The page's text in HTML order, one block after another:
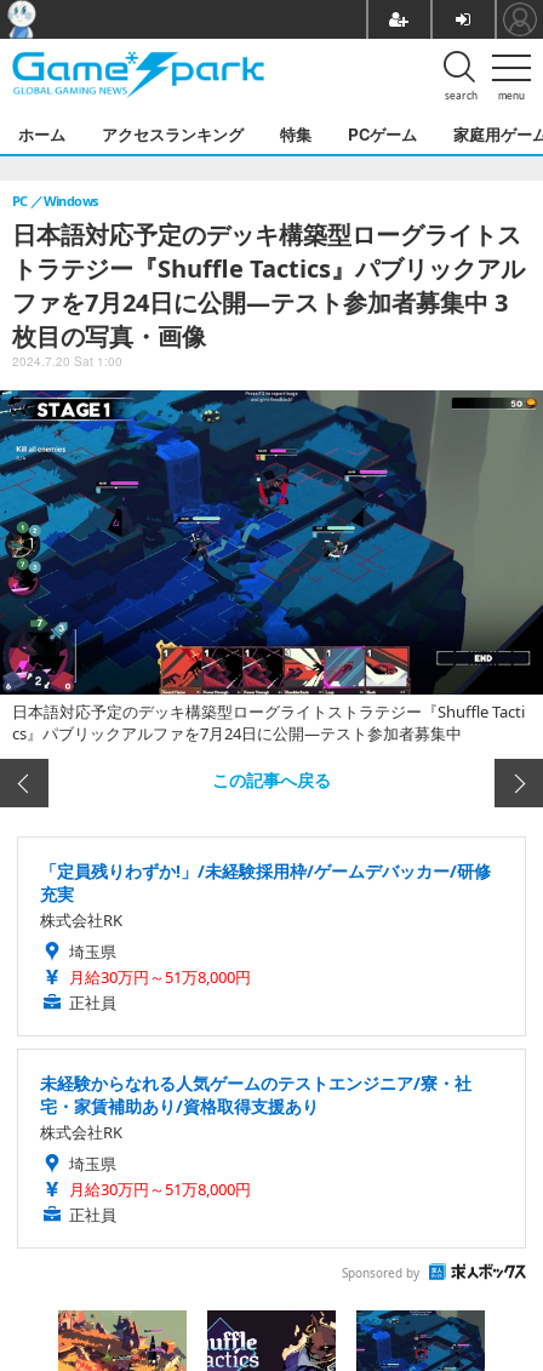
menu
search
ホーム アクセスランキング 特集 PCゲーム 家庭用ゲー
日本語対応予定のデッキ構築型ローグライトス
トラテジー『Shuffle Tactics』パブリックアル
ファを7月24日に公開―テスト参加者募集中 3
枚目の写真・画像
PC Windows
2024.7.20 Sat 1:00
日本語対応予定のデッキ構築型ローグライトストラテジー『Shuffle Tacti
cs』パブリックアルファを7月24日に公開―テスト参加者募集中
この記事へ戻る
「定員残りわずか!」/未経験採用枠/ゲームデバッカー/研修
充実
株式会社RK
埼玉県
月給30万円～51万8,000円
正社員
未経験からなれる人気ゲームのテストエンジニア/寮・社
宅・家賃補助あり/資格取得支援あり
株式会社RK
埼玉県
月給30万円～51万8,000円
正社員
Sponsored by